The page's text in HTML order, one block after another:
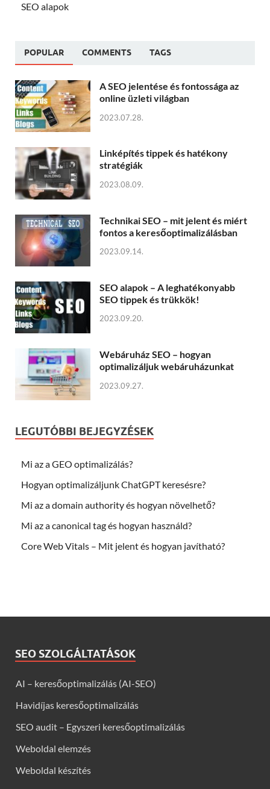
SEO alapok
POPULAR COMMENTS TAGS
A SEO jelentése és fontossága az
online üzleti világban
2023.07.28.
Linképítés tippek és hatékony
stratégiák
2023.08.09.
Technikai SEO – mit jelent és miért
fontos a keresőoptimalizálásban
2023.09.14.
SEO alapok – A leghatékonyabb
SEO tippek és trükkök!
2023.09.20.
Webáruház SEO – hogyan
optimalizáljuk webáruházunkat
2023.09.27.
LEGUTÓBBI BEJEGYZÉSEK
Mi az a GEO optimalizálás?
Hogyan optimalizáljunk ChatGPT keresésre?
Mi az a domain authority és hogyan növelhető?
Mi az a canonical tag és hogyan használd?
Core Web Vitals – Mit jelent és hogyan javítható?
SEO SZOLGÁLTATÁSOK
AI – keresőoptimalizálás (AI-SEO)
Havidíjas keresőoptimalizálás
SEO audit – Egyszeri keresőoptimalizálás
Weboldal elemzés
Weboldal készítés